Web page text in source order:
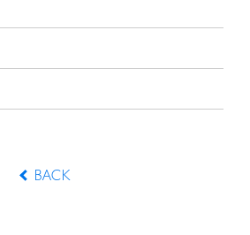
BACK